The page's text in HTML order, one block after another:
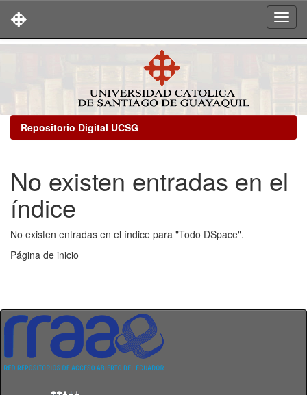
Repositorio Digital UCSG
No existen entradas en el
índice
No existen entradas en el índice para "Todo DSpace".
Página de inicio